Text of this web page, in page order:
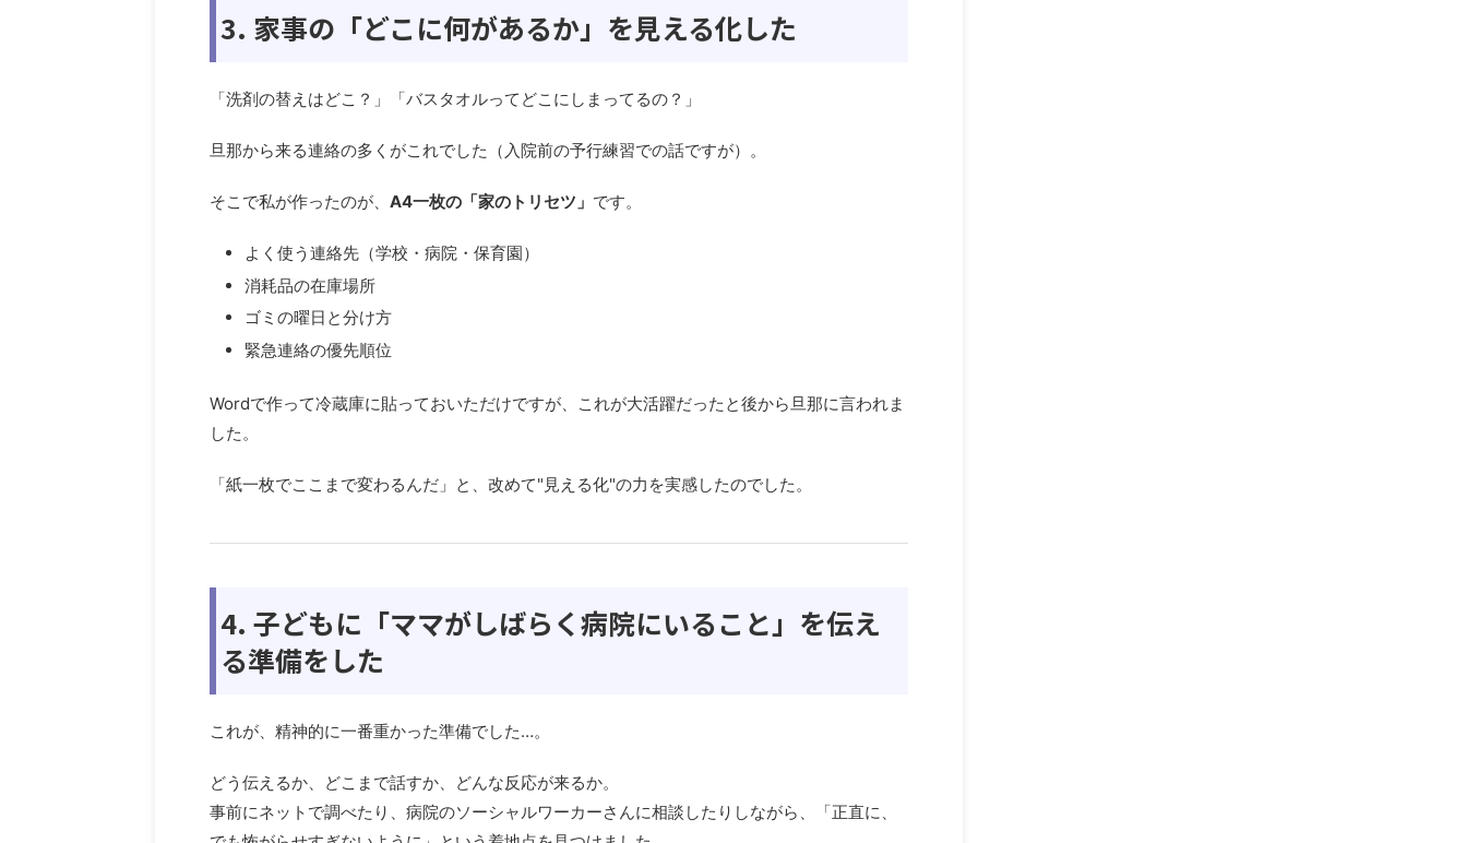
3. 家事の「どこに何があるか」を見える化した
「洗剤の替えはどこ？」「バスタオルってどこにしまってるの？」
旦那から来る連絡の多くがこれでした（入院前の予行練習での話ですが）。
そこで私が作ったのが、 A4一枚の「家のトリセツ」 です。
よく使う連絡先（学校・病院・保育園）
消耗品の在庫場所
ゴミの曜日と分け方
緊急連絡の優先順位
Wordで作って冷蔵庫に貼っておいただけですが、これが大活躍だったと後から旦那に言われま
した。
「紙一枚でここまで変わるんだ」と、改めて"見える化"の力を実感したのでした。
4. 子どもに「ママがしばらく病院にいること」を伝え
る準備をした
これが、精神的に一番重かった準備でした…。
どう伝えるか、どこまで話すか、どんな反応が来るか。
事前にネットで調べたり、病院のソーシャルワーカーさんに相談したりしながら、「正直に、